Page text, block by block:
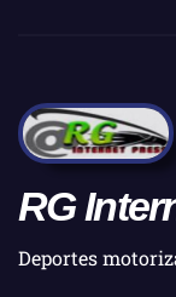
RG
Deportes